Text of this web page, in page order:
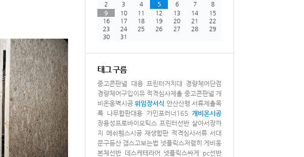
2
3 4 5 6 7
8
9
10 11 12 13 14
15
16
17 18 19 20 21
22
23
24 25 26 27 28
29
30
31
태그 구름
중고콘판넬 대용 프린터거치대
경량체어단점
경량체어구입이유 적격심사제출 중고콘판넬 개
비온옹벽시공 위임장서식 안산산행 서류제출목
록 나무합판대용 가민포러너165 개비온시공
장용성프로바이오틱스 프린터선반 살아서장까
지
메쉬휀스시공 재생합판 적격심사서류 서대
문구등산 갬스고보는법 넷플릭스저렴히 게비옹
본체선반 데스케테라어 넷플릭스싸게
pc선반